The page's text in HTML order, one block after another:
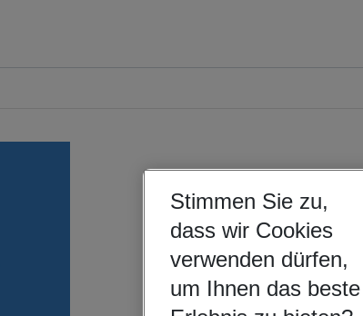
Stimmen Sie zu,
dass wir Cookies
verwenden dürfen,
um Ihnen das beste